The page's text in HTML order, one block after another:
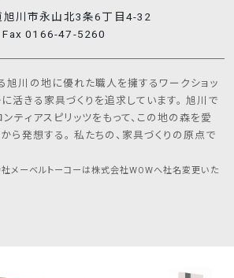
川市永山北3条6丁目4-32
0166-47-5260
旭川の地に優れた職人を擁するワークショッ
活きる家具づくりを追求しています。 旭川で
ティアスピリッツをもって、この地の森を愛
ら発想する。 私たちの、家具づくりの原点で
メーベルトーコーは株式会社WOWへ社名変更いた